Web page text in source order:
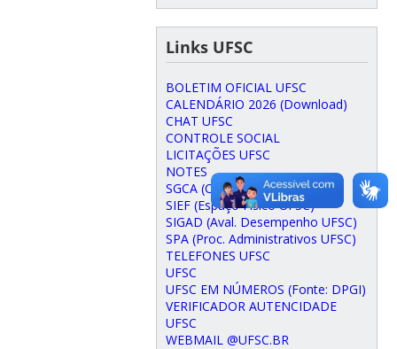
Links UFSC
BOLETIM OFICIAL UFSC
CALENDÁRIO 2026 (Download)
CHAT UFSC
CONTROLE SOCIAL
LICITAÇÕES UFSC
NOTES
SGCA (Capacitação UFSC)
SIEF (Espaço Físico UFSC)
SIGAD (Aval. Desempenho UFSC)
SPA (Proc. Administrativos UFSC)
TELEFONES UFSC
UFSC
UFSC EM NÚMEROS (Fonte: DPGI)
VERIFICADOR AUTENCIDADE
UFSC
WEBMAIL @UFSC.BR